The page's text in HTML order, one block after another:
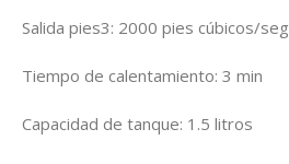
Salida pies3: 2000 pies cúbicos/seg
Tiempo de calentamiento: 3 min
Capacidad de tanque: 1.5 litros